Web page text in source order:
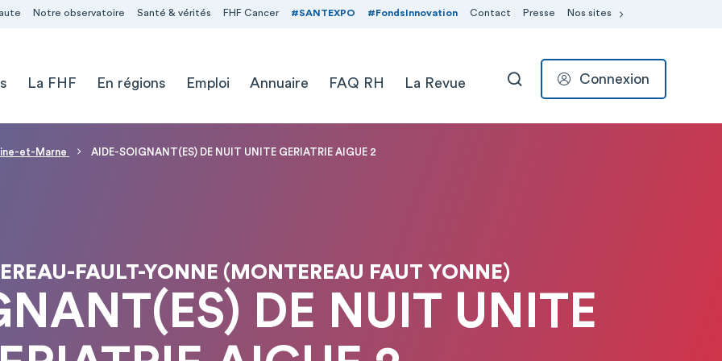
Notre observatoire Santé & vérités FHF Cancer #SANTEXPO #FondsInnovation Contact Presse Nos sites
La FHF En régions Emploi Annuaire FAQ RH La Revue RECHERCHER
Connexion
et-Marne AIDE-SOIGNANT(ES) DE NUIT UNITE GERIATRIE AIGUE 2
FAULT-YONNE (MONTEREAU FAUT YONNE)
DE NUIT UNITE